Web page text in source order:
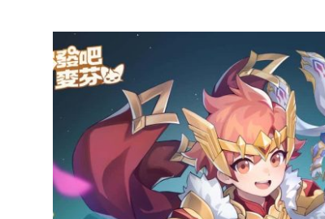
家
達
人
推
戲
科
技
體。